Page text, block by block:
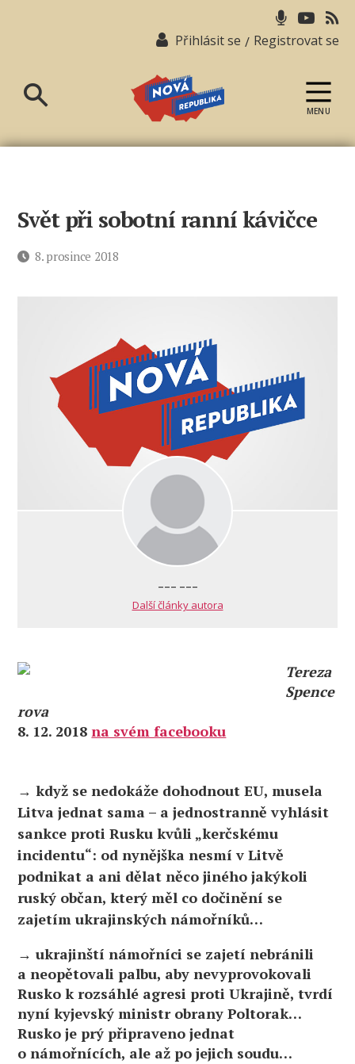
Přihlásit se / Registrovat se
republika
MENU
Svět při sobotní ranní kávičce
Datum8. prosince 2018
--- ---
Další články autora
Tereza
Spence
rova
8. 12. 2018 na svém facebooku
→ když se nedokáže dohodnout EU, musela
Litva jednat sama – a jednostranně vyhlásit
sankce proti Rusku kvůli „kerčskému
incidentu“: od nynějška nesmí v Litvě
podnikat a ani dělat něco jiného jakýkoli
ruský občan, který měl co dočinění se
zajetím ukrajinských námořníků…
→ ukrajinští námořníci se zajetí nebránili
a neopětovali palbu, aby nevyprovokovali
Rusko k rozsáhlé agresi proti Ukrajině, tvrdí
nyní kyjevský ministr obrany Poltorak…
Rusko je prý připraveno jednat
o námořnících, ale až po jejich soudu…